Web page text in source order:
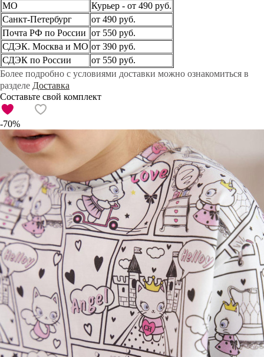
МО
Курьер - от 490 руб.
Санкт-Петербург
от 490 руб.
Почта РФ по России от 550 руб.
СДЭК. Москва и МО от 390 руб.
СДЭК по России
от 550 руб.
Более подробно с условиями доставки можно ознакомиться в
разделе Доставка
Составьте свой комплект
-70%